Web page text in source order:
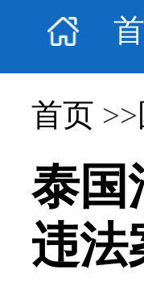
首页 >>
泰国
违法